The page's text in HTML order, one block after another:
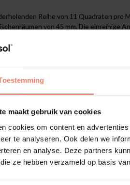
maakt gebruik van cookies
cookies om content en
te analyseren. Ook delen we
en analyse. Deze partners
ze hebben verzameld op basis
Reihe von 11 Quadraten pro
von 45 mm. Die einreihige
und erhöhte Sicherheit bei
Schutz vor Verletzungen.
Kosten haftbar gemacht werden.
Glas in öffentlichen Gebäuden
Regeln für Arbeitsstätten
sein, um Kollisionen zu vermeiden.
da sie sich in der Praxis
an den betrieblichen
mit einer professionellen